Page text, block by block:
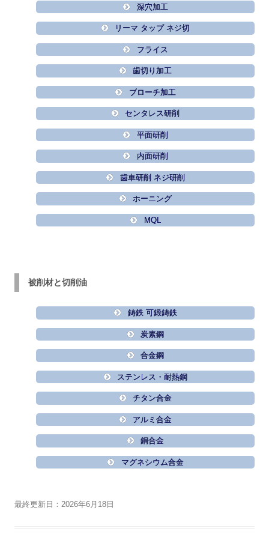
深穴加工
リーマ タップ ネジ切
フライス
歯切り加工
ブローチ加工
センタレス研削
平面研削
内面研削
歯車研削 ネジ研削
ホーニング
MQL
被削材と切削油
鋳鉄 可鍛鋳鉄
炭素鋼
合金鋼
ステンレス・耐熱鋼
チタン合金
アルミ合金
銅合金
マグネシウム合金
最終更新日：2026年6月18日